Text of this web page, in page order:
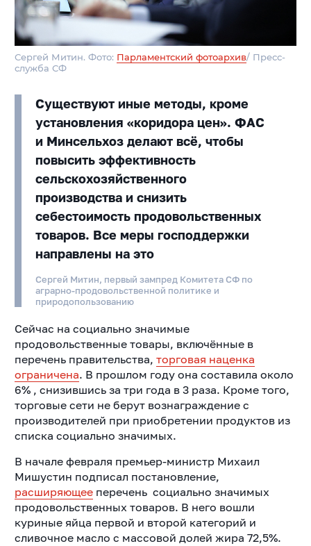
Сергей Митин. Фото: Парламентский фотоархив/ Пресс-
служба СФ
Существуют иные методы, кроме
установления «коридора цен». ФАС
и Минсельхоз делают всё, чтобы
повысить эффективность
сельскохозяйственного
производства и снизить
себестоимость продовольственных
товаров. Все меры господдержки
направлены на это
Сергей Митин, первый зампред Комитета СФ по
аграрно-продовольственной политике и
природопользованию
Сейчас на социально значимые
продовольственные товары, включённые в
перечень правительства, торговая наценка
ограничена. В прошлом году она составила около
6% , снизившись за три года в 3 раза. Кроме того,
торговые сети не берут вознаграждение с
производителей при приобретении продуктов из
списка социально значимых.
В начале февраля премьер-министр Михаил
Мишустин подписал постановление,
расширяющееперечень социально значимых
продовольственных товаров. В него вошли
куриные яйца первой и второй категорий и
сливочное масло с массовой долей жира 72,5%.